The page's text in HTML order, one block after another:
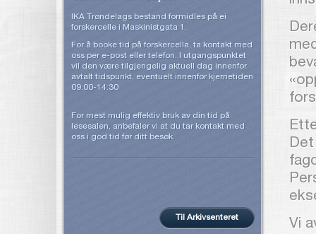
IKA Trøndelags bestand formidles på ei
forskercelle i Maskinistgata 1.
For å booke tid på forskercella, ta kontakt med
oss per e-post eller telefon. I utgangspunktet
vil den være tilgjengelig aktuell dag innenfor
avtalt tidspunkt, eventuelt innenfor kjernetiden
09:00-14:30
For mest mulig effektiv bruk av din tid på
lesesalen, anbefaler vi at du tar kontakt med
oss i god tid før ditt besøk.
Til Arkivsenteret
Vi